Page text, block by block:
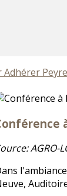
Adhérer
AGRO-